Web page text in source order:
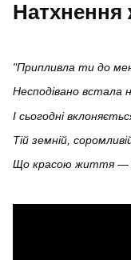
Натхнення
"Припливла ти до
Несподівано встала
І сьогодні
Тій земній,
Що красою життя —
Василь